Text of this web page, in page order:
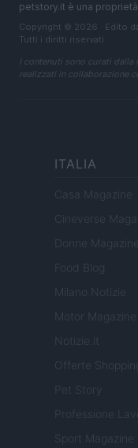
petstory.it è una
Copyright © 2026 · Edito
Tutti i diritti riservati
I contenuti sono curati
realizzati in collaborazione
ITALIA
Casa Magazine
Cineverse
Donne Magazine
Food Blog
Milano Notizie
Motor Magazine
Notizie.it
Offerte
Professione
Sport Magazine